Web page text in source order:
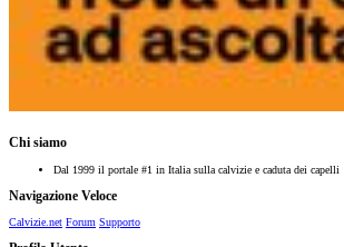
Chi siamo
Dal 1999 il portale #1 in Italia sulla calvizie e caduta dei capelli
Navigazione Veloce
Calvizie.net Forum Supporto